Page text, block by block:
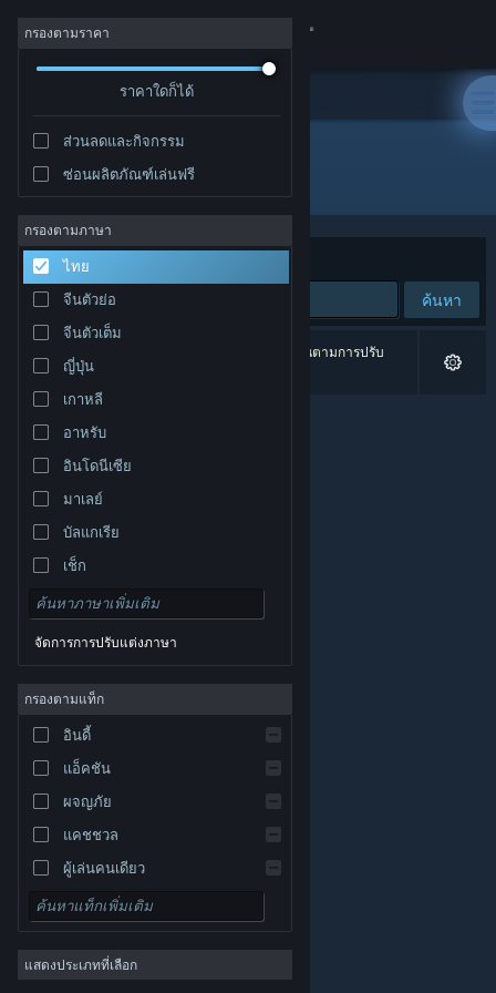
เข้าสู่ระบบ
ชุมชน
เกี่ยวกับ
ฝ่ายสนับสนุน
เปลี่ยนภาษา
รับแอป Steam แบบพกพา
ชมเว็บไซต์สำหรับเดสก์ท็อป
© Valve Corporation สงวนลิขสิทธิ์ เครื่องหมายการค้า
ทั้งหมดเป็นทรัพย์สินของเจ้าของที่เกี่ยวข้องในสหรัฐอเมริกา
และประเทศอื่นนโยบายความเป็นส่วนตัว|กฎหมาย
การคืนเงิน |
กรองตามราคา
ราคาใดก็ได้
ส่วนลดและกิจกรรม
ซ่อนผลิตภัณฑ์เล่นฟรี
กรองตามภาษา
ไทย
จีนตัวย่อ
จีนตัวเต็ม
ญี่ปุ่น
เกาหลี
อาหรับ
อินโดนีเซีย
มาเลย์
บัลแกเรีย
เช็ก
เดนมาร์ก
อังกฤษ
สเปน
สเปน-ลาตินอเมริกา
กรีก
จัดการการปรับแต่งภาษา
กรองตามแท็ก
อินดี้
แอ็คชัน
ผจญภัย
แคชชวล
ผู้เล่นคนเดียว
จำลองสถานการณ์
เกมสวมบทบาท
กลยุทธ์
แสดงประเภทที่เลือก
ผู้จัดจำหน่าย: DesktopPaints LLC
จัดเรียงตาม
ค้นหา
0 ผลลัพธ์ตรงกับที่คุณค้นหา 2 ผลิตภัณฑ์ได้ถูกละเว้นตามการปรับ
แต่งของคุณ